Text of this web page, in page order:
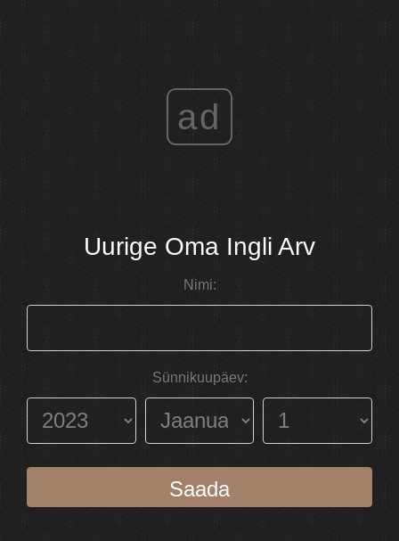
ad
Uurige Oma Ingli Arv
Nimi:
Sünnikuupäev:
Saada